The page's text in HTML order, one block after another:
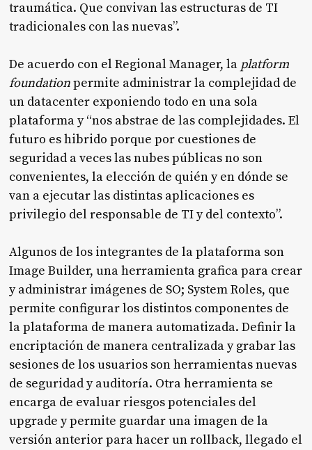
traumática. Que convivan las estructuras de TI
tradicionales con las nuevas”.
De acuerdo con el Regional Manager, la platform
foundationpermite administrar la complejidad de
un datacenter exponiendo todo en una sola
plataforma y “nos abstrae de las complejidades. El
futuro es hibrido porque por cuestiones de
seguridad a veces las nubes públicas no son
convenientes, la elección de quién y en dónde se
van a ejecutar las distintas aplicaciones es
privilegio del responsable de TI y del contexto”.
Algunos de los integrantes de la plataforma son
Image Builder, una herramienta grafica para crear
y administrar imágenes de SO; System Roles, que
permite configurar los distintos componentes de
la plataforma de manera automatizada. Definir la
encriptación de manera centralizada y grabar las
sesiones de los usuarios son herramientas nuevas
de seguridad y auditoría. Otra herramienta se
encarga de evaluar riesgos potenciales del
upgrade y permite guardar una imagen de la
versión anterior para hacer un rollback, llegado el